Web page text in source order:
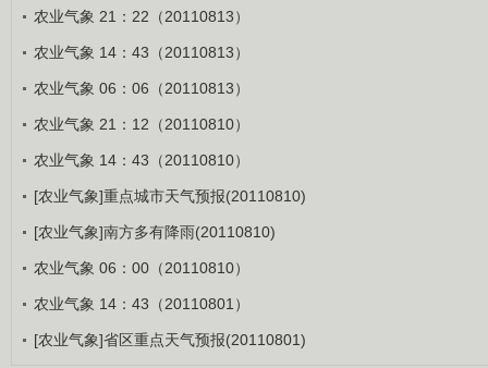
农业气象 21：22（20110813）
农业气象 14：43（20110813）
农业气象 06：06（20110813）
农业气象 21：12（20110810）
农业气象 14：43（20110810）
[农业气象]重点城市天气预报(20110810)
[农业气象]南方多有降雨(20110810)
农业气象 06：00（20110810）
农业气象 14：43（20110801）
[农业气象]省区重点天气预报(20110801)